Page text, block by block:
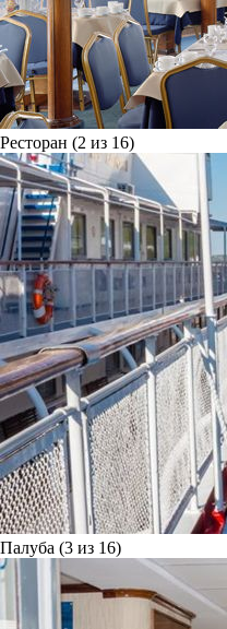
Ресторан (2 из 16)
Палуба (3 из 16)